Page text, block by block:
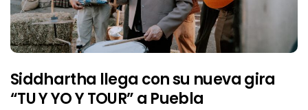
Siddhartha llega con su nueva gira
“TU Y YO Y TOUR” a Puebla